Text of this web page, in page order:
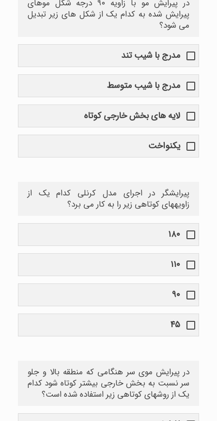
در پیرایش مو با زاویه ۹۰ درجه شکل موهای
پیرایش شده به کدام یک از شکل های زیر تبدیل
می شود؟
مدرج با شیب تند
مدرج با شیب متوسط
لایه های بخش خارجی کوتاه
یکنواخت
پیرایشگر در اجرای مدل کرنلی کدام یک از
زاویههای کوتاهی زیر را به کار می برد؟
۱۸۰
۱۱۰
۹۰
۴۵
در پیرایش موی سر هنگامی که منطقه بالا و جلو
سر نسبت به بخش خارجی بیشتر کوتاه شود کدام
یک از روشهای کوتاهی زیر استفاده شده است؟